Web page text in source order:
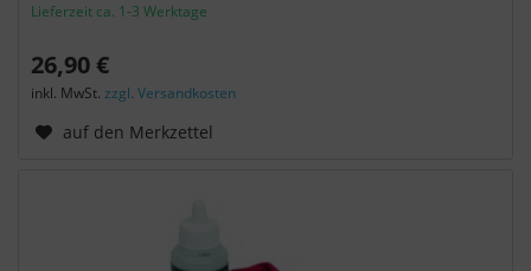
Lieferzeit ca. 1-3 Werktage
26,90 €
inkl. MwSt.zzgl. Versandkosten
auf den Merkzettel